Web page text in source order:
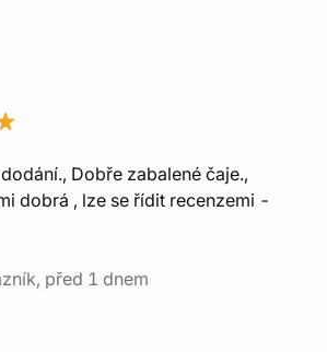
Dobře zabalené čaje.,
dobrá , lze se řídit recenzemi -
před 1 dnem